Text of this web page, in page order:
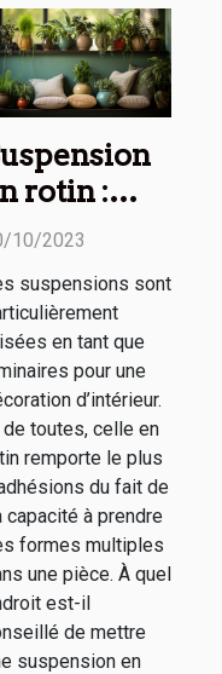
rotin :
sa
?
10/2023
suspensions sont
en tant que
pour une
d’intérieur.
de toutes, celle en
remporte le plus
du fait de
capacité à prendre
formes multiples
une pièce. À quel
est-il
de mettre
suspension en